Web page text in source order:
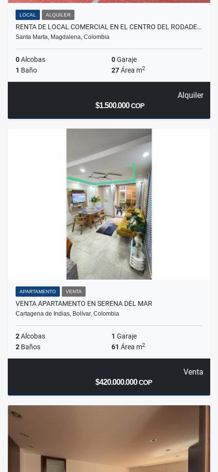
LOCAL ALQUILER
RENTA DE LOCAL COMERCIAL EN EL CENTRO DEL RODADE…
Santa Marta, Magdalena, Colombia
0Alcobas 0Garaje
1 Baño 27Área m2
Alquiler
$1.500.000COP
APARTAMENTO VENTA
VENTA APARTAMENTO EN SERENA DEL MAR
Cartagena de Indias, Bolívar, Colombia
2Alcobas 1 Garaje
2 Baños 61 Área m2
Venta
$420.000.000COP